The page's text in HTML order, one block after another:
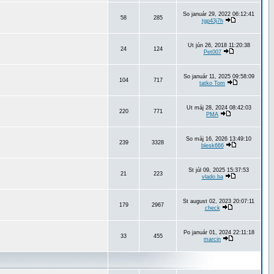
58 285
So január 29, 2022 06:12:41
tgp43j7h
24 124
Ut jún 26, 2018 11:20:38
Pet007
104 717
So január 11, 2025 09:58:09
tatko Tom
220 771
Ut máj 28, 2024 08:42:03
PMA
239 3328
So máj 16, 2026 13:49:10
blesk666
21 223
St júl 09, 2025 15:37:53
vlado.ba
179 2967
St august 02, 2023 20:07:11
check
33 455
Po január 01, 2024 22:11:18
marcin